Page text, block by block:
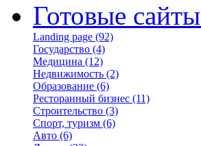
Готовые сайты
Landing page (92)
Государство (4)
Медицина (12)
Недвижимость (2)
Образование (6)
Ресторанный бизнес (11)
Строительство (3)
Спорт, туризм (6)
Авто (6)